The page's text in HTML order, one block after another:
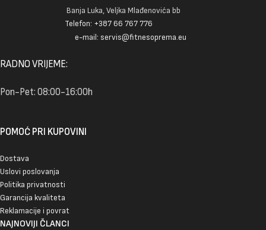
Banja Luka, Veljka Mlađenovića bb
Telefon: +387 66 767 776
e-mail: servis@fitnesoprema.eu
RADNO VRIJEME:
Pon-Pet: 08:00-16:00h
POMOĆ PRI KUPOVINI
Dostava
Uslovi poslovanja
Politika privatnosti
Garancija kvaliteta
Reklamacije i povrat
NAJNOVIJI ČLANCI